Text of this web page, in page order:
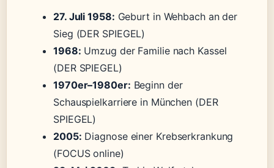
27. Juli 1958: Geburt in Wehbach an der
Sieg (DER SPIEGEL)
1968: Umzug der Familie nach Kassel
(DER SPIEGEL)
1970er–1980er: Beginn der
Schauspielkarriere in München (DER
SPIEGEL)
2005: Diagnose einer Krebserkrankung
(FOCUS online)